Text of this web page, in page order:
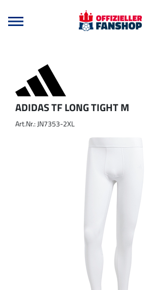
ADIDAS TF LONG TIGHT M
Art.Nr.: JN7353-2XL